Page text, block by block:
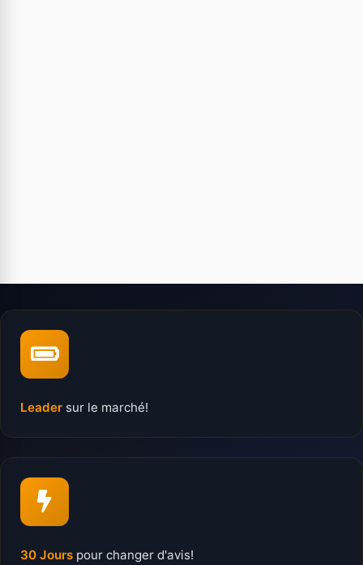
Leader sur le marché!
30 Jours pour changer d'avis!